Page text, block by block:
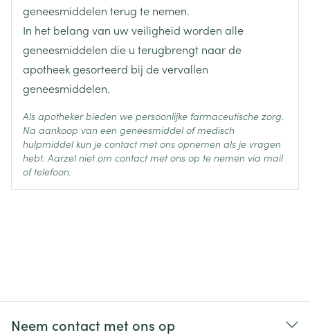
geneesmiddelen tegen astma, verstopte neus of
bepaalde oogaandoeningen zoals glaucoom
(verhoogde druk in het oog) of om de pupil te
verwijden
geneesmiddelen voor de behandeling van te veel
maagzuur of maagzweren (antacida), zoals
cimetidine: u moet Nebivolol EG tijdens de maaltijd
en het maagzuurmiddel tussen de maaltijden
innemen.
insuline of tabletten voor suikerziekte. Hoewel
neerslachtig gevoel
spijsverteringsproblemen (dyspepsie), gas in de
maag of de darm, braken
huiduitslag, jeuk
ademnood zoals bij astma, wegens plotse krampen
in de spieren rond de luchtwegen (bronchospasme)
nachtmerries
flauwvallen
verergering van psoriasis (een huidaandoening met
ademhalingsmoeilijkheden
Actieve
Ingrediënten
nebivolol hydrochloride
Behoud Kamertemperatuur (15°C - 25°C)
geneesmiddelen terug te nemen.
In het belang van uw veiligheid worden alle
geneesmiddelen die u terugbrengt naar de
apotheek gesorteerd bij de vervallen
geneesmiddelen.
Als apotheker bieden we persoonlijke farmaceutische zorg.
Na aankoop van een geneesmiddel of medisch
hulpmiddel kun je contact met ons opnemen als je vragen
hebt. Aarzel niet om contact met ons op te nemen via mail
of telefoon.
Neem contact met ons op